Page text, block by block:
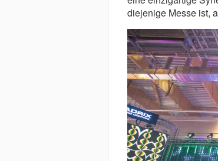
diejenige Messe ist,